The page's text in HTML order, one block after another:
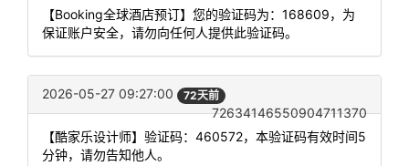
【Booking全球酒店预订】您的验证码为：168609，为
保证账户安全，请勿向任何人提供此验证码。
2026-05-27 09:27:00 72天前
72634146550904711370
【酷家乐设计师】验证码：460572，本验证码有效时间5
分钟，请勿告知他人。